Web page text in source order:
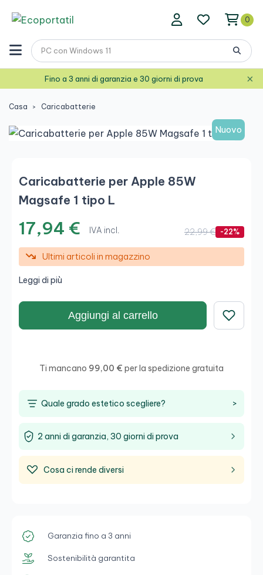
0
Fino a 3 anni di garanzia e 30 giorni di prova ×
Casa Caricabatterie
Nuovo
Caricabatterie per Apple 85W
Magsafe 1 tipo L
17,94 € IVA incl. 22,99 € -22%
Ultimi articoli in magazzino
Leggi di più
Aggiungi al carrello
Ti mancano 99,00 € per la spedizione gratuita
Quale grado estetico scegliere? >
2 anni di garanzia, 30 giorni di prova
Cosa ci rende diversi
Garanzia fino a 3 anni
Sostenibilità garantita